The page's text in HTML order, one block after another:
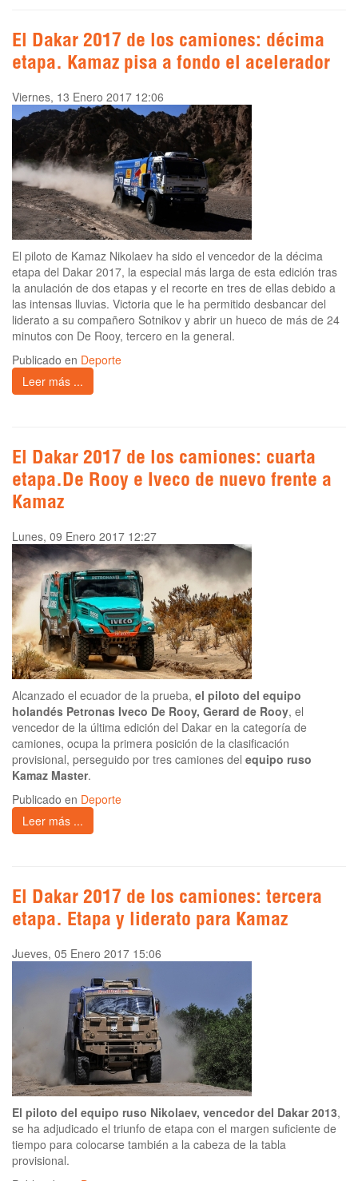
El Dakar 2017 de los camiones: décima
etapa. Kamaz pisa a fondo el acelerador
Viernes, 13 Enero 2017 12:06
El piloto de Kamaz Nikolaev ha sido el vencedor de la décima
etapa del Dakar 2017, la especial más larga de esta edición tras
la anulación de dos etapas y el recorte en tres de ellas debido a
las intensas lluvias. Victoria que le ha permitido desbancar del
liderato a su compañero Sotnikov y abrir un hueco de más de 24
minutos con De Rooy, tercero en la general.
Publicado en Deporte
Leer más ...
El Dakar 2017 de los camiones: cuarta
etapa.De Rooy e Iveco de nuevo frente a
Kamaz
Lunes, 09 Enero 2017 12:27
Alcanzado el ecuador de la prueba, el piloto del equipo
holandés Petronas Iveco De Rooy, Gerard de Rooy, el
vencedor de la última edición del Dakar en la categoría de
camiones, ocupa la primera posición de la clasificación
provisional, perseguido por tres camiones del equipo ruso
Kamaz Master.
Publicado en Deporte
Leer más ...
El Dakar 2017 de los camiones: tercera
etapa. Etapa y liderato para Kamaz
Jueves, 05 Enero 2017 15:06
El piloto del equipo ruso Nikolaev, vencedor del Dakar 2013,
se ha adjudicado el triunfo de etapa con el margen suficiente de
tiempo para colocarse también a la cabeza de la tabla
provisional.